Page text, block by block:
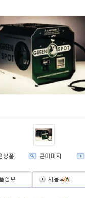
(0)